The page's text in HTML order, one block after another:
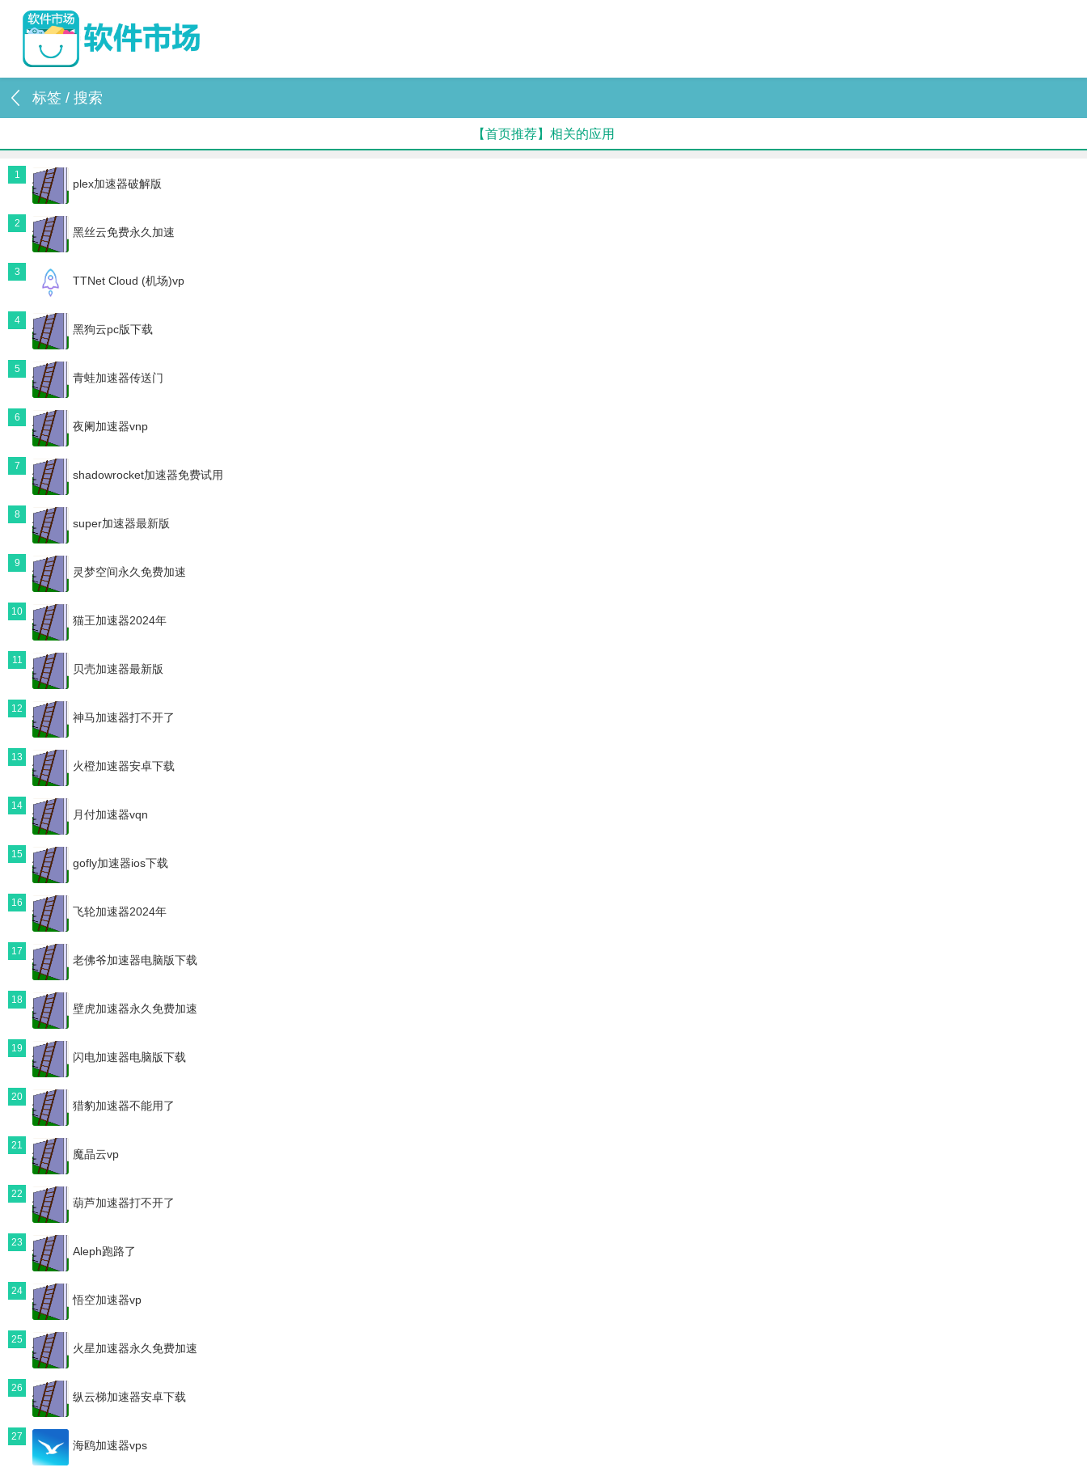
标签 / 搜索
【首页推荐】相关的应用
1
plex加速器破解版
2
黑丝云免费永久加速
3
TTNet Cloud (机场)vp
4
黑狗云pc版下载
5
青蛙加速器传送门
6
夜阑加速器vnp
7
shadowrocket加速器免费试用
8
super加速器最新版
9
灵梦空间永久免费加速
10
猫王加速器2024年
11
贝壳加速器最新版
12
神马加速器打不开了
13
火橙加速器安卓下载
14
月付加速器vqn
15
gofly加速器ios下载
16
飞轮加速器2024年
17
老佛爷加速器电脑版下载
18
壁虎加速器永久免费加速
19
闪电加速器电脑版下载
20
猎豹加速器不能用了
21
魔晶云vp
22
葫芦加速器打不开了
23
Aleph跑路了
24
悟空加速器vp
25
火星加速器永久免费加速
26
纵云梯加速器安卓下载
27
海鸥加速器vps